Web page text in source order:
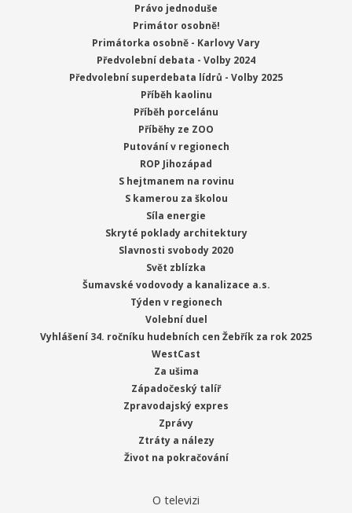
Právo jednoduše
Primátor osobně!
Primátorka osobně - Karlovy Vary
Předvolební debata - Volby 2024
Předvolební superdebata lídrů - Volby 2025
Příběh kaolinu
Příběh porcelánu
Příběhy ze ZOO
Putování v regionech
ROP Jihozápad
S hejtmanem na rovinu
S kamerou za školou
Síla energie
Skryté poklady architektury
Slavnosti svobody 2020
Svět zblízka
Šumavské vodovody a kanalizace a.s.
Týden v regionech
Volební duel
Vyhlášení 34. ročníku hudebních cen Žebřík za rok 2025
WestCast
Za ušima
Západočeský talíř
Zpravodajský expres
Zprávy
Ztráty a nálezy
Život na pokračování
O televizi